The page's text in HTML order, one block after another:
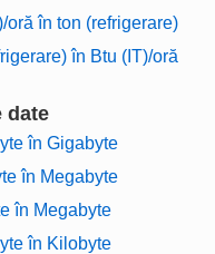
oră în ton (refrigerare)
în Btu (IT)/oră
date
în Gigabyte
în Megabyte
în Megabyte
în Kilobyte